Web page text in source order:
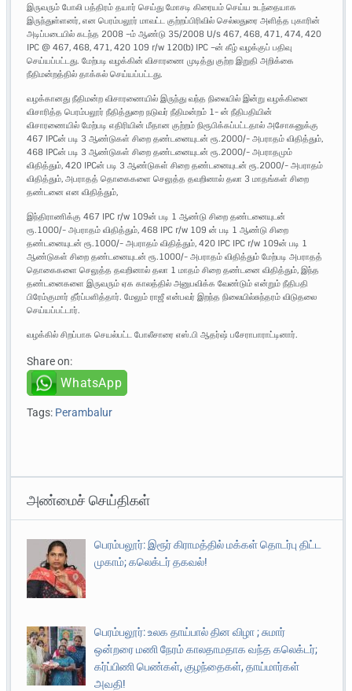
இருவரும் போலி பத்திரம் தயார் செய்து மோசடி கிரையம் செய்ய உடந்தையாக
இருந்துள்ளனர், என பெரம்பலூர் மாவட்ட குற்றப்பிரிவில் செல்லதுரை அளித்த புகாரின்
அடிப்படையில் கடந்த 2008 –ம் ஆண்டு 35/2008 U/s 467, 468, 471, 474, 420
IPC @ 467, 468, 471, 420 109 r/w 120(b) IPC –ன் கீழ் வழக்குப் பதிவு
செய்யப்பட்டது. மேற்படி வழக்கின் விசாரணை முடித்து குற்ற இறுதி அறிக்கை
நீதிமன்றத்தில் தாக்கல் செய்யப்பட்டது.
வழக்கானது நீதிமன்ற விசாரணையில் இருந்து வந்த நிலையில் இன்று வழக்கினை
விசாரித்த பெரம்பலூர் நீதித்துறை நடுவர் நீதிமன்றம் 1- ன் நீதிபதியின்
விசாரணையில் மேற்படி எதிரியின் மீதான குற்றம் நிரூபிக்கப்பட்டதால் அசோகனுக்கு
467 IPCன் படி 3 ஆண்டுகள் சிறை தண்டனையுடன் ரூ.2000/- அபராதம் விதித்தும்,
468 IPCன் படி 3 ஆண்டுகள் சிறை தண்டனையுடன் ரூ.2000/- அபராதமும்
விதித்தும், 420 IPCன் படி 3 ஆண்டுகள் சிறை தண்டனையுடன் ரூ.2000/- அபராதம்
விதித்தும், அபராதத் தொகைகளை செலுத்த தவறினால் தலா 3 மாதங்கள் சிறை
தண்டனை என விதித்தும்,
இந்திராணிக்கு 467 IPC r/w 109ன் படி 1 ஆண்டு சிறை தண்டனையுடன்
ரூ.1000/- அபராதம் விதித்தும், 468 IPC r/w 109 ன் படி 1 ஆண்டு சிறை
தண்டனையுடன் ரூ.1000/- அபராதம் விதித்தும், 420 IPC IPC r/w 109ன் படி 1
ஆண்டுகள் சிறை தண்டனையுடன் ரூ.1000/- அபராதம் விதித்தும் மேற்படி அபராதத்
தொகைகளை செலுத்த தவறினால் தலா 1 மாதம் சிறை தண்டனை விதித்தும், இந்த
தண்டனைகளை இருவரும் ஏக காலத்தில் அனுபவிக்க வேண்டும் என்றும் நீதிபதி
பிரேம்குமார் தீர்ப்பளித்தார். மேலும் ராஜீ என்பவர் இறந்த நிலையில்சுந்தரம் விடுதலை
செய்யப்பட்டார்.
வழக்கில் சிறப்பாக செயல்பட்ட போலீசாரை எஸ்.பி ஆதர்ஷ் பசேராபாராட்டினார்.
Share on:
WhatsApp
Tags: Perambalur
அண்மைச் செய்திகள்
பெரம்பலூர்: இரூர் கிராமத்தில் மக்கள் தொடர்பு திட்ட
முகாம்; கலெக்டர் தகவல்!
பெரம்பலூர்: உலக தாய்பால் தின விழா ; சுமார்
ஒன்றரை மணி நேரம் காலதாமதாக வந்த கலெக்டர்;
கர்ப்பிணி பெண்கள், குழந்தைகள், தாய்மார்கள்
அவதி!